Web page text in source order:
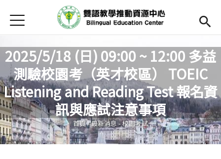
首頁
Open submenu (關於中心)
關於中心
最新消息
Open submenu (教師專區)
教師專區
Open submenu (學生專區)
學生專區
Open submenu (語文研習與活動)
語文研習與活動
Jump to Navigation
Jump to Main content
2025/5/18 (日) 09:00 ~ 12:00 多益
測驗校園考（英才校區） TOEIC
Listening and Reading Test 報名資
訊與應試注意事項
您在這裡
首頁-最新消息-校園考試